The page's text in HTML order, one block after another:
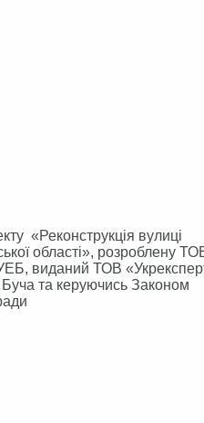
«Реконструкція вулиці
області», розроблену
виданий ТОВ
Буча та керуючись Законом